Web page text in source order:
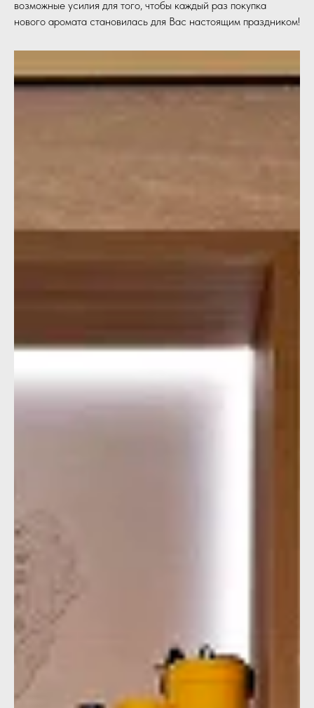
возможные усилия для того, чтобы каждый раз покупка
нового аромата становилась для Вас настоящим праздником!